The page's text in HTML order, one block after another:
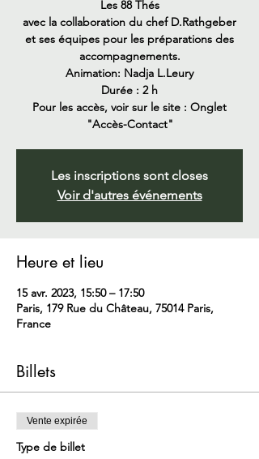
Les 88 Thés
avec la collaboration du chef D.Rathgeber
et ses équipes pour les préparations des
accompagnements.
Animation: Nadja L.Leury
Durée : 2 h
Pour les accès, voir sur le site : Onglet
Les inscriptions sont closes
Voir d'autres événements
Heure et lieu
15 avr. 2023, 15:50 – 17:50
Paris, 179 Rue du Château, 75014 Paris,
France
Billets
Vente expirée
Type de billet